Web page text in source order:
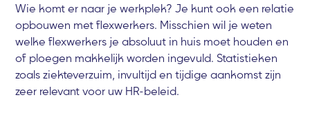
Wie komt er naar je werkplek? Je kunt ook een relatie
opbouwen met flexwerkers. Misschien wil je weten
welke flexwerkers je absoluut in huis moet houden en
of ploegen makkelijk worden ingevuld. Statistieken
zoals ziekteverzuim, invultijd en tijdige aankomst zijn
zeer relevant voor uw HR-beleid.